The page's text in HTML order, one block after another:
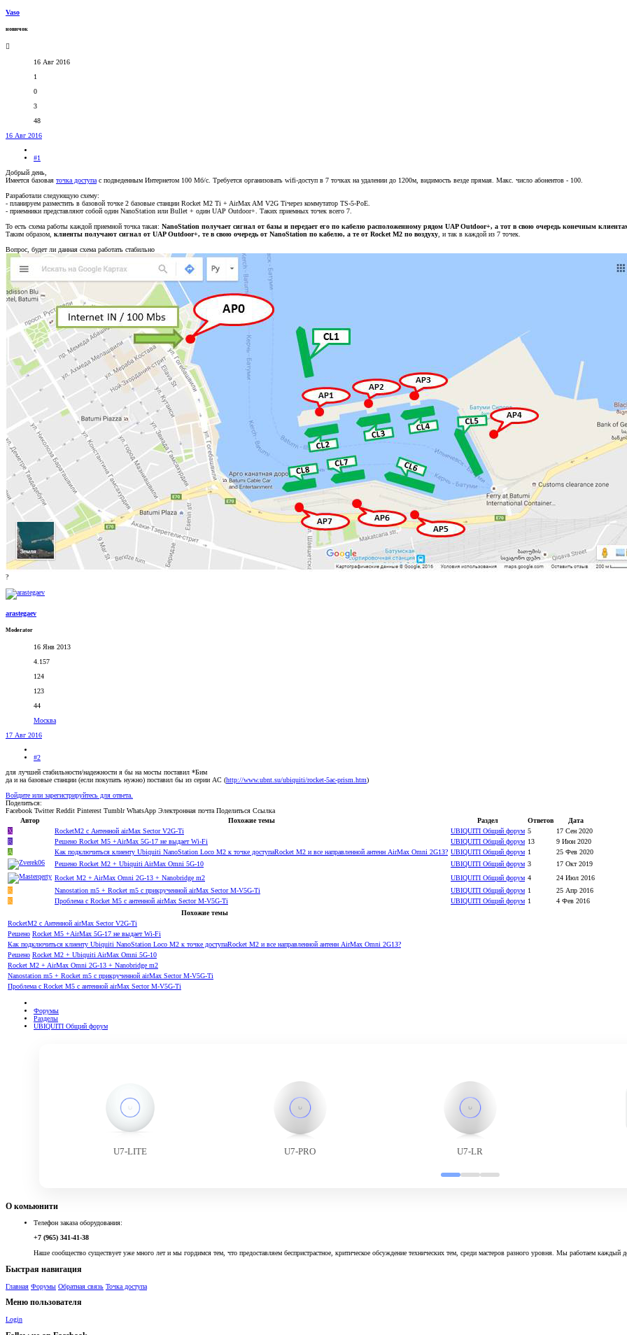
Vaso
новичок
16 Авг 2016
1
0
3
48
16 Авг 2016
#1
Добрый день,
Имеется базовая точка доступа с подведенным Интернетом 100 Мб/с. Требуется организовать wifi-доступ в 7 точках на удалении до 1200м, видимость везде прямая. Макс. число абонентов - 100.
Разработали следующую схему:
- планируем разместить в базовой точке 2 базовые станции Rocket M2 Ti + AirMax AM V2G Tiчерез коммутатор TS-5-PoE.
- приемники представляют собой один NanoStation или Bullet + один UAP Outdoor+. Таких приемных точек всего 7.
То есть схема работы каждой приемной точка такая: NanoStation получает сигнал от базы и передает его по кабелю расположенному рядом UAP Outdoor+, а тот в свою очередь конечным
Таким образом, клиенты получают сигнал от UAP Outdoor+, те в свою очередь от NanoStation по кабелю, а те от Rocket M2 по воздуху, и так в каждой из 7 точек.
Вопрос, будет ли данная схема работать стабильно
?
arastegaev
Moderator
16 Янв 2013
4.157
124
123
44
Москва
17 Авг 2016
#2
для лучшей стабильности/надежности я бы на мосты поставил *Бим
да и на базовые станции (если покупать нужно) поставил бы из серии АС (http://www.ubnt.su/ubiquiti/rocket-5ac-prism.htm)
Войдите или зарегистрируйтесь для ответа.
Поделиться:
Facebook Twitter Reddit Pinterest Tumblr WhatsApp Электронная почта Поделиться Ссылка
Автор
Похожие темы Раздел Ответов
Дата
X
RocketM2 с Антенной airMax Sector V2G-Ti UBIQUITI Общий форум 5
17 Сен 2020
R
Решено Rocket M5 +AirMax 5G-17 не выдает Wi-Fi UBIQUITI Общий форум 13
9 Июн 2020
A
Как подключиться клиенту Ubiquiti NanoStation Loco M2 к точке доступаRocket M2 и все направленной антенн AirMax Omni 2G1З? UBIQUITI Общий форум 1
25 Фев 2020
Решено Rocket M2 + Ubiquiti AirMax Omni 5G-10 UBIQUITI Общий форум 3
17 Окт 2019
Rocket M2 + AirMax Omni 2G-13 + Nanobridge m2
UBIQUITI Общий форум 4
24 Июл 2016
K
Nanostation m5 + Rocket m5 c прикрученной airMax Sector M-V5G-Ti UBIQUITI Общий форум 1
25 Апр 2016
K
Проблема с Rocket M5 с антенной airMax Sector M-V5G-Ti UBIQUITI Общий форум 1
4 Фев 2016
Похожие темы
RocketM2 с Антенной airMax Sector V2G-Ti
Решено Rocket M5 +AirMax 5G-17 не выдает Wi-Fi
Как подключиться клиенту Ubiquiti NanoStation Loco M2 к точке доступаRocket M2 и все направленной антенн AirMax Omni 2G1З?
Решено Rocket M2 + Ubiquiti AirMax Omni 5G-10
Rocket M2 + AirMax Omni 2G-13 + Nanobridge m2
Nanostation m5 + Rocket m5 c прикрученной airMax Sector M-V5G-Ti
Проблема с Rocket M5 с антенной airMax Sector M-V5G-Ti
Форумы
Разделы
UBIQUITI Общий форум
U7-LITE U7-PRO U7-LR
О комьюнити
Телефон заказа оборудования:
+7 (965) 341-41-38
Наше сообщество существует уже много лет и мы гордимся тем, что предоставляем беспристрастное, критическое обсуждение технических тем, среди мастеров разного уровня. Мы работаем
Быстрая навигация
Главная Форумы Обратная связь Точка доступа
Меню пользователя
Login